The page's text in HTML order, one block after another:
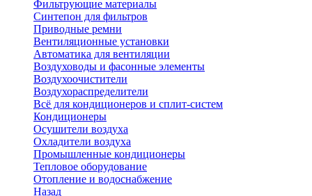
Фильтрующие материалы
Синтепон для фильтров
Приводные ремни
Вентиляционные установки
Автоматика для вентиляции
Воздуховоды и фасонные элементы
Воздухоочистители
Воздухораспределители
Всё для кондиционеров и сплит-систем
Кондиционеры
Осушители воздуха
Охладители воздуха
Промышленные кондиционеры
Тепловое оборудование
Отопление и водоснабжение
Назад